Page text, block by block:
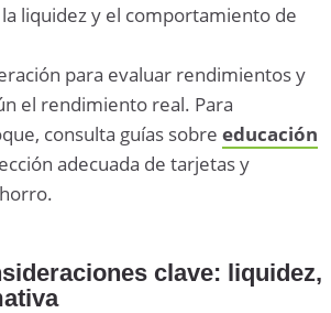
liquidez y el comportamiento de
para evaluar rendimientos y
el rendimiento real. Para
consulta guías sobreeducación
adecuada de tarjetas y
clave: liquidez,